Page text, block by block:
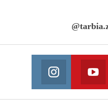
الينا
يوتيوب
انضم الينا